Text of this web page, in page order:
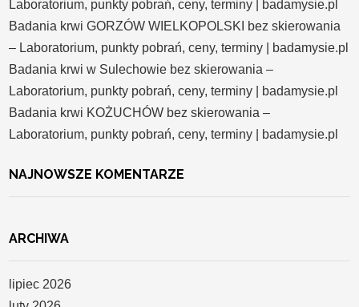
Laboratorium, punkty pobrań, ceny, terminy | badamysie.pl
Badania krwi GORZÓW WIELKOPOLSKI bez skierowania
– Laboratorium, punkty pobrań, ceny, terminy | badamysie.pl
Badania krwi w Sulechowie bez skierowania –
Laboratorium, punkty pobrań, ceny, terminy | badamysie.pl
Badania krwi KOŻUCHÓW bez skierowania –
Laboratorium, punkty pobrań, ceny, terminy | badamysie.pl
NAJNOWSZE KOMENTARZE
ARCHIWA
lipiec 2026